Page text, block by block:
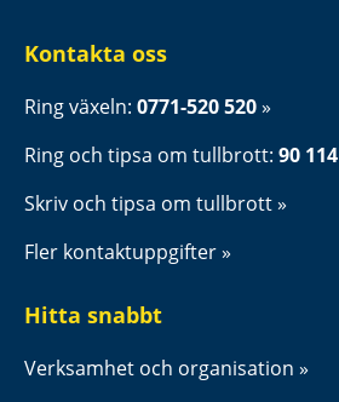
Kontakta oss
Ring växeln: 0771-520 520
Ring och tipsa om tullbrott: 90 114
Skriv och tipsa om tullbrott
Fler kontaktuppgifter
Hitta snabbt
Verksamhet och organisation